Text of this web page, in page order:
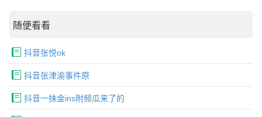
随便看看
抖音张悦ok
抖音张津渝事件原
抖音一抹金ins附频瓜来了的